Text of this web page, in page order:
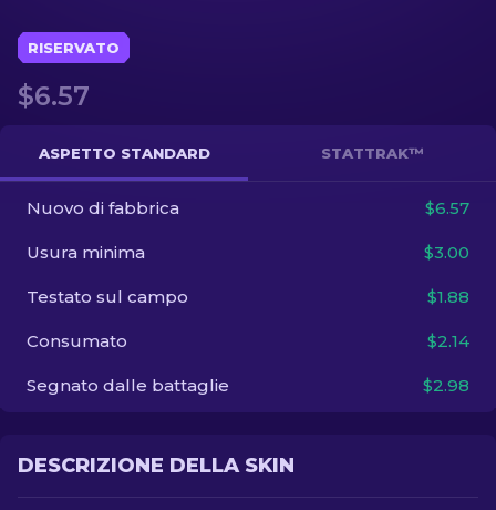
Guanto
Altro
IT
RISERVATO
$6.57
ASPETTO STANDARD STATTRAK™
Nuovo di fabbrica $6.57
Usura minima $3.00
Testato sul campo $1.88
Consumato $2.14
Segnato dalle battaglie $2.98
DESCRIZIONE DELLA SKIN